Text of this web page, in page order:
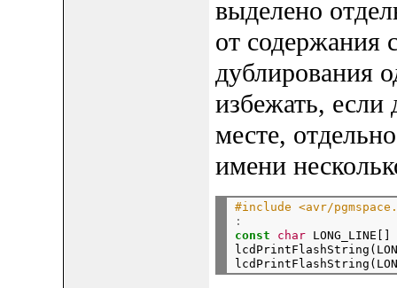
выделено
от содержания
дублирования
избежать, если
месте,
имени
#include <avr/
:
const
char LONG_LINE[]